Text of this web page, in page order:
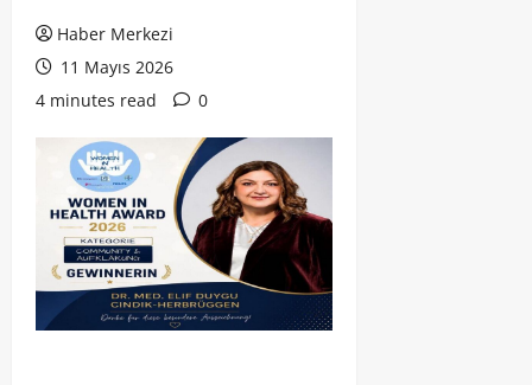
Haber Merkezi
11 Mayıs 2026
4 minutes read
0